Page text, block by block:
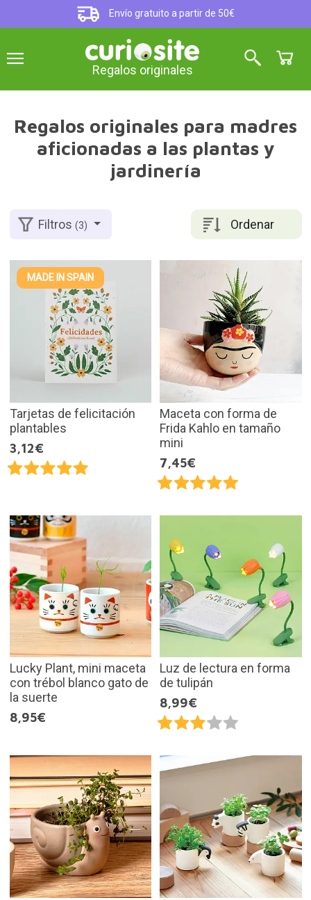
Envío gratuito a partir de 50€
Regalos originales
Regalos originales para madres
aficionadas a las plantas y
jardinería
Ordenar
Filtros(3)
MADE IN SPAIN
Tarjetas de felicitación
plantables
3,12€
Maceta con forma de
Frida Kahlo en tamaño
mini
7,45€
Lucky Plant, mini maceta
con trébol blanco gato de
la suerte
8,95€
Luz de lectura en forma
de tulipán
8,99€